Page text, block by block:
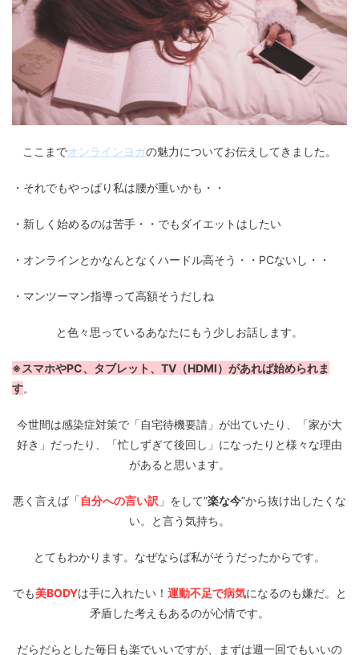
ここまでオンラインヨガの魅力についてお伝えしてきました。
・それでもやっぱり私は腰が重いかも・・
・新しく始めるのは苦手・・でもダイエットはしたい
・オンラインとかなんとなくハードル高そう・・PCないし・・
・マンツーマン指導って高額そうだしね
と色々思っているあなたにもう少しお話します。
※スマホやPC、タブレット、TV（HDMI）があれば始められま
す。
今世間は感染症対策で「自宅待機要請」が出ていたり、「家が大
好き」だったり、「忙しずぎて後回し」になったりと様々な理由
があると思います。
悪く言えば「 自分への言い訳 」をして”楽な今”から抜け出したくな
い。と言う気持ち。
とてもわかります。なぜならば私がそうだったからです。
でも美BODYは手に入れたい！ 運動不足で病気になるのも嫌だ。と
矛盾した考えもあるのが心情です。
だらだらとした毎日も楽でいいですが、まずは週一回でもいいの